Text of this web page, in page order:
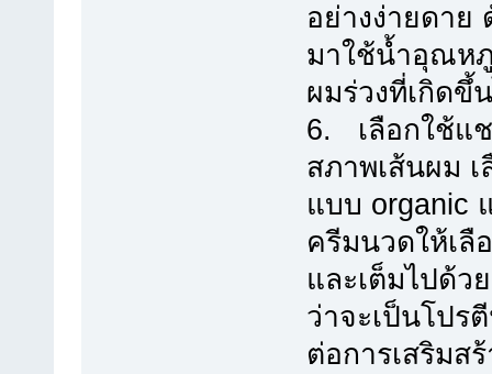
อย่างง่ายดาย
มาใช้น้ำอุณห
ผมร่วงที่เกิดขึ้
6. เลือกใช้แ
สภาพเส้นผม
แบบ organic
ครีมนวดให้เลื
และเต็มไปด้ว
ว่าจะเป็นโปร
ต่อการเสริมส